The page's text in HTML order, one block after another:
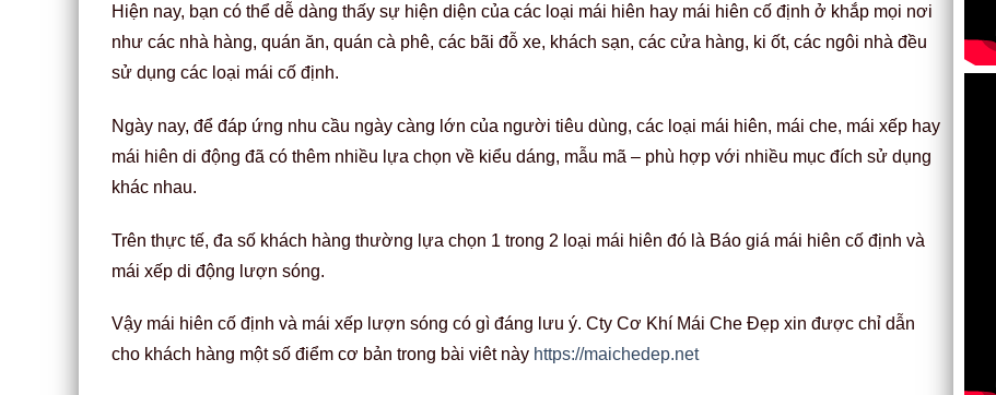
Hiện nay, bạn có thể dễ dàng thấy sự hiện diện của các loại mái hiên hay mái hiên cố định ở khắp mọi nơi
như các nhà hàng, quán ăn, quán cà phê, các bãi đỗ xe, khách sạn, các cửa hàng, ki ốt, các ngôi nhà đều
sử dụng các loại mái cố định.
Ngày nay, để đáp ứng nhu cầu ngày càng lớn của người tiêu dùng, các loại mái hiên, mái che, mái xếp hay
mái hiên di động đã có thêm nhiều lựa chọn về kiểu dáng, mẫu mã – phù hợp với nhiều mục đích sử dụng
khác nhau.
Trên thực tế, đa số khách hàng thường lựa chọn 1 trong 2 loại mái hiên đó là Báo giá mái hiên cố định và
mái xếp di động lượn sóng.
Vậy mái hiên cố định và mái xếp lượn sóng có gì đáng lưu ý. Cty Cơ Khí Mái Che Đẹp xin được chỉ dẫn
cho khách hàng một số điểm cơ bản trong bài viêt này https://maichedep.net